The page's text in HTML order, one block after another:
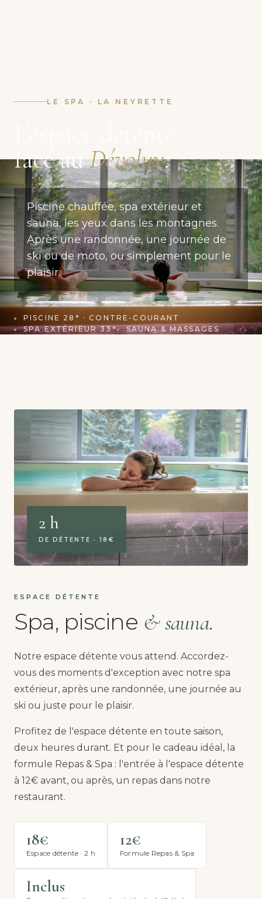
LE SPA · LA NEYRETTE
face auDévoluy.
Piscine chauffée, spa extérieur et
sauna, les yeux dans les montagnes.
Après une randonnée, une journée de
ski ou de moto, ou simplement pour le
plaisir.
PISCINE 28° · CONTRE-COURANT
SPA EXTÉRIEUR 33°
SAUNA & MASSAGES
2 h
DE DÉTENTE · 18€
ESPACE DÉTENTE
Spa, piscine & sauna.
Notre espace détente vous attend. Accordez-
vous des moments d'exception avec notre spa
extérieur, après une randonnée, une journée au
ski ou juste pour le plaisir.
Profitez de l'espace détente en toute saison,
deux heures durant. Et pour le cadeau idéal, la
formule Repas & Spa : l'entrée à l'espace détente
à 12€ avant, ou après, un repas dans notre
restaurant.
18€
Espace détente · 2 h
12€
Formule Repas & Spa
Inclus